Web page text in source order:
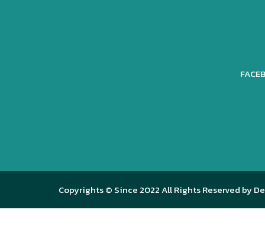
Copyrights © Since 2022 All Rights Reserved by